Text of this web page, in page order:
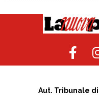
Aut. Tribunale